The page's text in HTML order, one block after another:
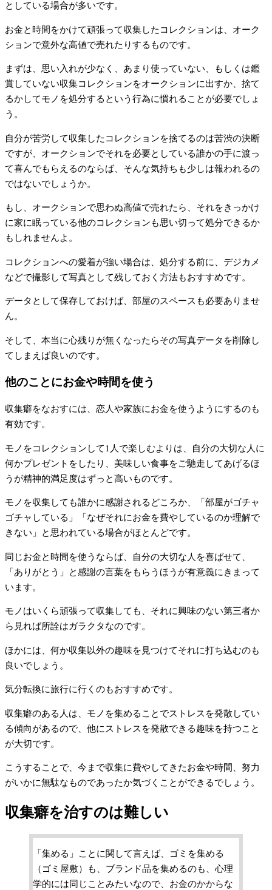
としている場合が多いです。
お金と時間をかけて頑張って収集したコレクションは、オーク
ションで意外な高値で売れたりするものです。
まずは、思い入れが少なく、あまり使っていない、もしくは鑑
賞していない収集コレクションをオークションに出すか、捨て
るかしてモノを処分するという行為に慣れることが必要でしょ
う。
自分が苦労して収集したコレクションを捨てるのは苦渋の決断
ですが、オークションでそれを必要としている誰かの手に渡っ
て喜んでもらえるのならば、そんな気持ちも少しは報われるの
ではないでしょうか。
もし、オークションで思わぬ高値で売れたら、それをきっかけ
に家に眠っている他のコレクションも思い切って処分できるか
もしれませんよ。
コレクションへの愛着が強い場合は、処分する前に、デジカメ
などで撮影して写真として残しておく方法もおすすめです。
データとして保存しておけば、部屋のスペースも必要ありませ
ん。
そして、本当に心残りが無くなったらその写真データを削除し
てしまえば良いのです。
他のことにお金や時間を使う
収集癖をなおすには、恋人や家族にお金を使うようにするのも
有効です。
モノをコレクションして1人で楽しむよりは、自分の大切な人に
何かプレゼントをしたり、美味しい食事をご馳走してあげるほ
うが精神的満足度はずっと高いものです。
モノを収集しても誰かに感謝されるどころか、「部屋がゴチャ
ゴチャしている」「なぜそれにお金を費やしているのか理解で
きない」と思われている場合がほとんどです。
同じお金と時間を使うならば、自分の大切な人を喜ばせて、
「ありがとう」と感謝の言葉をもらうほうが有意義にきまって
います。
モノはいくら頑張って収集しても、それに興味のない第三者か
ら見れば所詮はガラクタなのです。
ほかには、何か収集以外の趣味を見つけてそれに打ち込むのも
良いでしょう。
気分転換に旅行に行くのもおすすめです。
収集癖のある人は、モノを集めることでストレスを発散してい
る傾向があるので、他にストレスを発散できる趣味を持つこと
が大切です。
こうすることで、今まで収集に費やしてきたお金や時間、努力
がいかに無駄なものであったか気づくことができるでしょう。
収集癖を治すのは難しい
「集める」ことに関して言えば、ゴミを集める
（ゴミ屋敷）も、ブランド品を集めるのも、心理
学的には同じことみたいなので、お金のかからな